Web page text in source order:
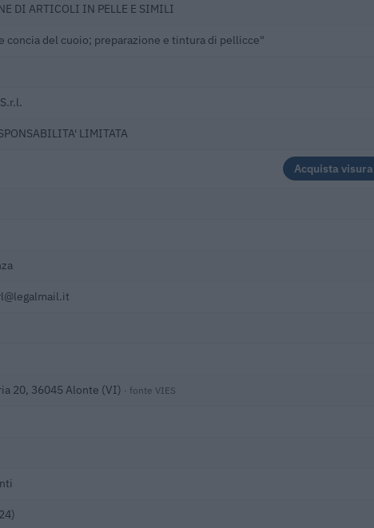
DI ARTICOLI IN PELLE E SIMILI
concia del cuoio; preparazione e tintura di pellicce"
LIMITATA
Acquista visura
20, 36045 Alonte (VI) · fonte VIES